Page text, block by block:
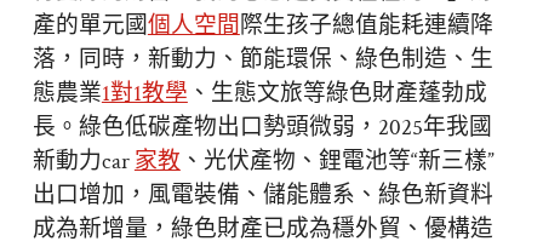
產的單元國個人空間際生孩子總值能耗連續降
落，同時，新動力、節能環保、綠色制造、生
態農業1對1教學、生態文旅等綠色財產蓬勃成
長。綠色低碳產物出口勢頭微弱，2025年我國
新動力car家教、光伏產物、鋰電池等“新三樣”
出口增加，風電裝備、儲能體系、綠色新資料
成為新增量，綠色財產已成為穩外貿、優構造